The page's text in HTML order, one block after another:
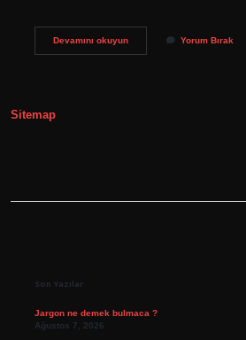
Devamını okuyunTürkiye
Yorum Bırak
Sitemap
Son Yazılar
Jargon ne demek bulmaca ?
Ağustos 7, 2026